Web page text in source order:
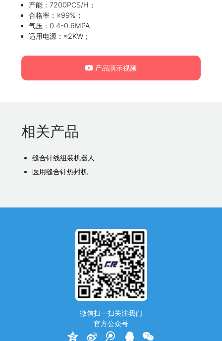
产能：7200PCS/H；
合格率：≥99%；
气压：0.4-0.6MPA
适用电源：≈2KW；
产品演示视频
相关产品
缝合针线组装机器人
医用缝合针热封机
微信扫一扫关注我们
官方公众号